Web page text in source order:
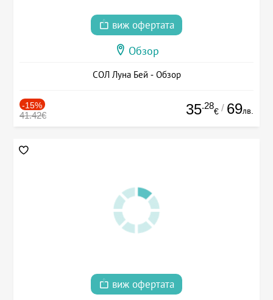
виж офертата
Обзор
СОЛ Луна Бей - Обзор
-15%
41.42€ 35.28
€ / 69лв.
виж офертата